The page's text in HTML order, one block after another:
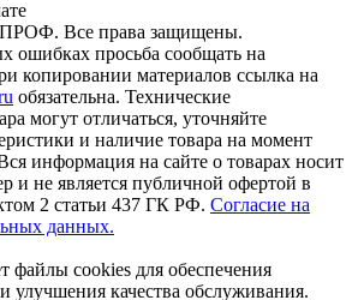
Все права защищены.
ошибках просьба сообщать на
копировании материалов ссылка на
обязательна. Технические
могут отличаться, уточняйте
и наличие товара на момент
информация на сайте о товарах носит
и не является публичной офертой в
2 статьи 437 ГК РФ. Согласие на
данных.
файлы cookies для обеспечения
улучшения качества обслуживания.